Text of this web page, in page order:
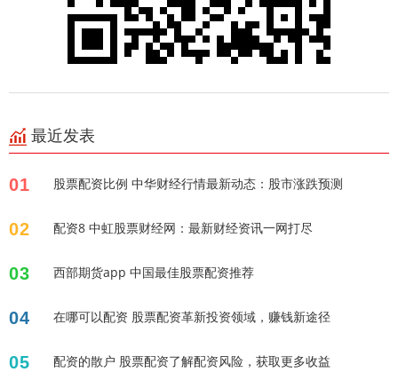
最近发表
01 股票配资比例 中华财经行情最新动态：股市涨跌预测
02 配资8 中虹股票财经网：最新财经资讯一网打尽
03 西部期货app 中国最佳股票配资推荐
04 在哪可以配资 股票配资革新投资领域，赚钱新途径
05 配资的散户 股票配资了解配资风险，获取更多收益